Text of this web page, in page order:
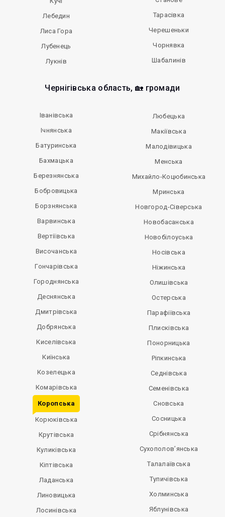
Лебедин
Лиса Гора
Лубенець
Лукнів
Тарасівка
Черешеньки
Чорнявка
Шабалинів
Чернігівська область, 🏡 громади
Іванівська
Ічнянська
Батуринська
Бахмацька
Березнянська
Бобровицька
Борзнянська
Варвинська
Вертіївська
Височанська
Гончарівська
Городнянська
Деснянська
Дмитрівська
Добрянська
Киселівська
Киїнська
Козелецька
Комарівська
Коропська
Корюківська
Крутівська
Куликівська
Кіптівська
Ладанська
Линовицька
Лосинівська
Любецька
Макіївська
Малодівицька
Менська
Михайло-Коцюбинська
Мринська
Новгород-Сіверська
Новобасанська
Новобілоуська
Носівська
Ніжинська
Олишівська
Остерська
Парафіївська
Плисківська
Понорницька
Ріпкинська
Седнівська
Семенівська
Сновська
Сосницька
Срібнянська
Сухополов’янська
Талалаївська
Тупичівська
Холминська
Яблунівська